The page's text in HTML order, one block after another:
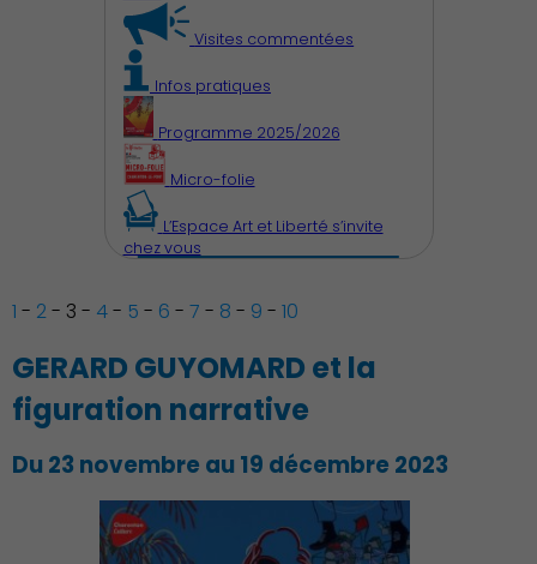
Visites commentées
Infos pratiques
Programme 2025/2026
Micro-folie
L’Espace Art et Liberté s’invite
chez vous
1 - 2- 3 - 4- 5 - 6 - 7 - 8 - 9 - 10
GERARD GUYOMARD et la
figuration narrative
Du 23 novembre au 19 décembre 2023